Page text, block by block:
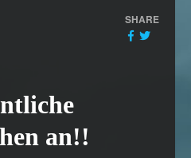
SHARE
an!!